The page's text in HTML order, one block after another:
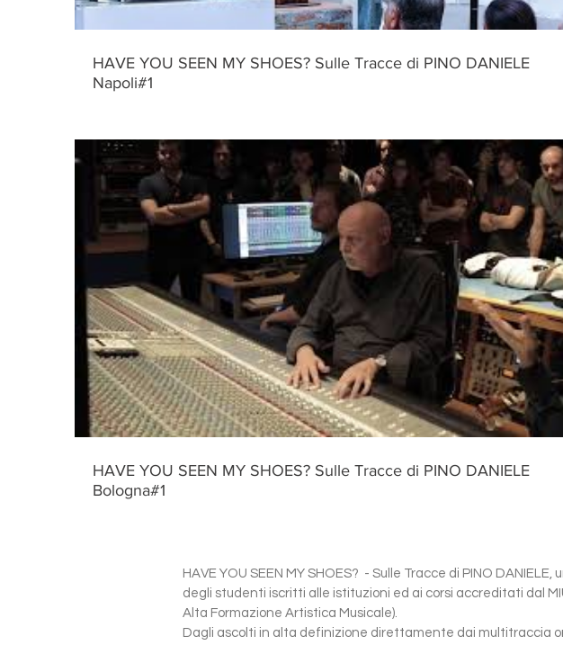
HAVE YOU SEEN MY SHOES? Sulle Tracce di PINO DANIELE
Napoli#1
HAVE YOU SEEN MY SHOES? Sulle Tracce di PINO DANIELE
Bologna#1
HAVE YOU SEEN MY SHOES? - Sulle Tracce di PINO
degli studenti iscritti alle istituzioni ed ai corsi accreditati dal
Alta Formazione Artistica Musicale).
Dagli ascolti in alta definizione direttamente dai multitraccia